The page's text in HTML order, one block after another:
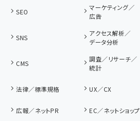
SEO
マーケティング／
広告
SNS
アクセス解析／
データ分析
CMS
調査／リサーチ／
統計
法律／標準規格 UX／CX
広報／ネットPR
EC／ネットショップ